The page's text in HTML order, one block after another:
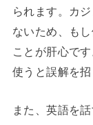
られます。カ
ないため、も
ことが肝心で
使うと誤解を招
また、英語を